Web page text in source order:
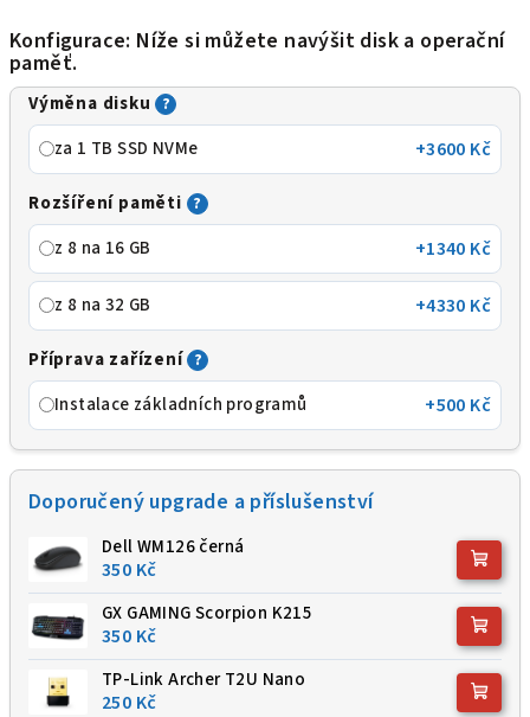
Konfigurace: Níže si můžete navýšit disk a operační
paměť.
Výměna disku ?
za 1 TB SSD NVMe +3600 Kč
Rozšíření paměti ?
z 8 na 16 GB +1340 Kč
z 8 na 32 GB +4330 Kč
Příprava zařízení ?
Instalace základních programů +500 Kč
Doporučený upgrade a příslušenství
Dell WM126 černá
350 Kč
GX GAMING Scorpion K215
350 Kč
TP-Link Archer T2U Nano
250 Kč